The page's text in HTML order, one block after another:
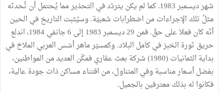
شهر ديسمبر 1983. كما لم يكن يتردّد في التحذير مما يُحتمل أن تُحدثه
مثلُ تلك الإجراءات من اضطرابات شعبيّة. وسيُثبت التاريخ في الحين
أنّه كان فعلا على حقّ. فمن 29 ديسمبر 1983 إلى 6 جانفي 1984، اندلع
حريق ثورة الخبز في كامل البلاد. وكمسيّر ماهر أسّس العربي الملاخ في
بداية الثمانيات (1980) شركة بعث عقاري فمكّن العديد من المواطنين،
بفضل أسعار مناسبة وفي المتناول، من اقتناء مساكن ذات جودة عالية،
فكانوا له بذلك معترفين بالجميل.